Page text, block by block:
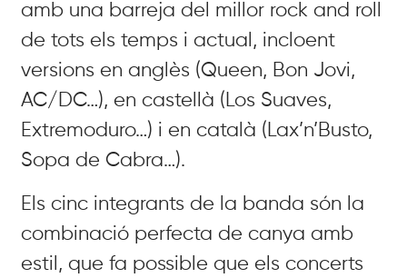
amb una barreja del millor rock and roll
de tots els temps i actual, incloent
versions en anglès (Queen, Bon Jovi,
AC/DC…), en castellà (Los Suaves,
Extremoduro…) i en català (Lax’n’Busto,
Sopa de Cabra…).
Els cinc integrants de la banda són la
combinació perfecta de canya amb
estil, que fa possible que els concerts